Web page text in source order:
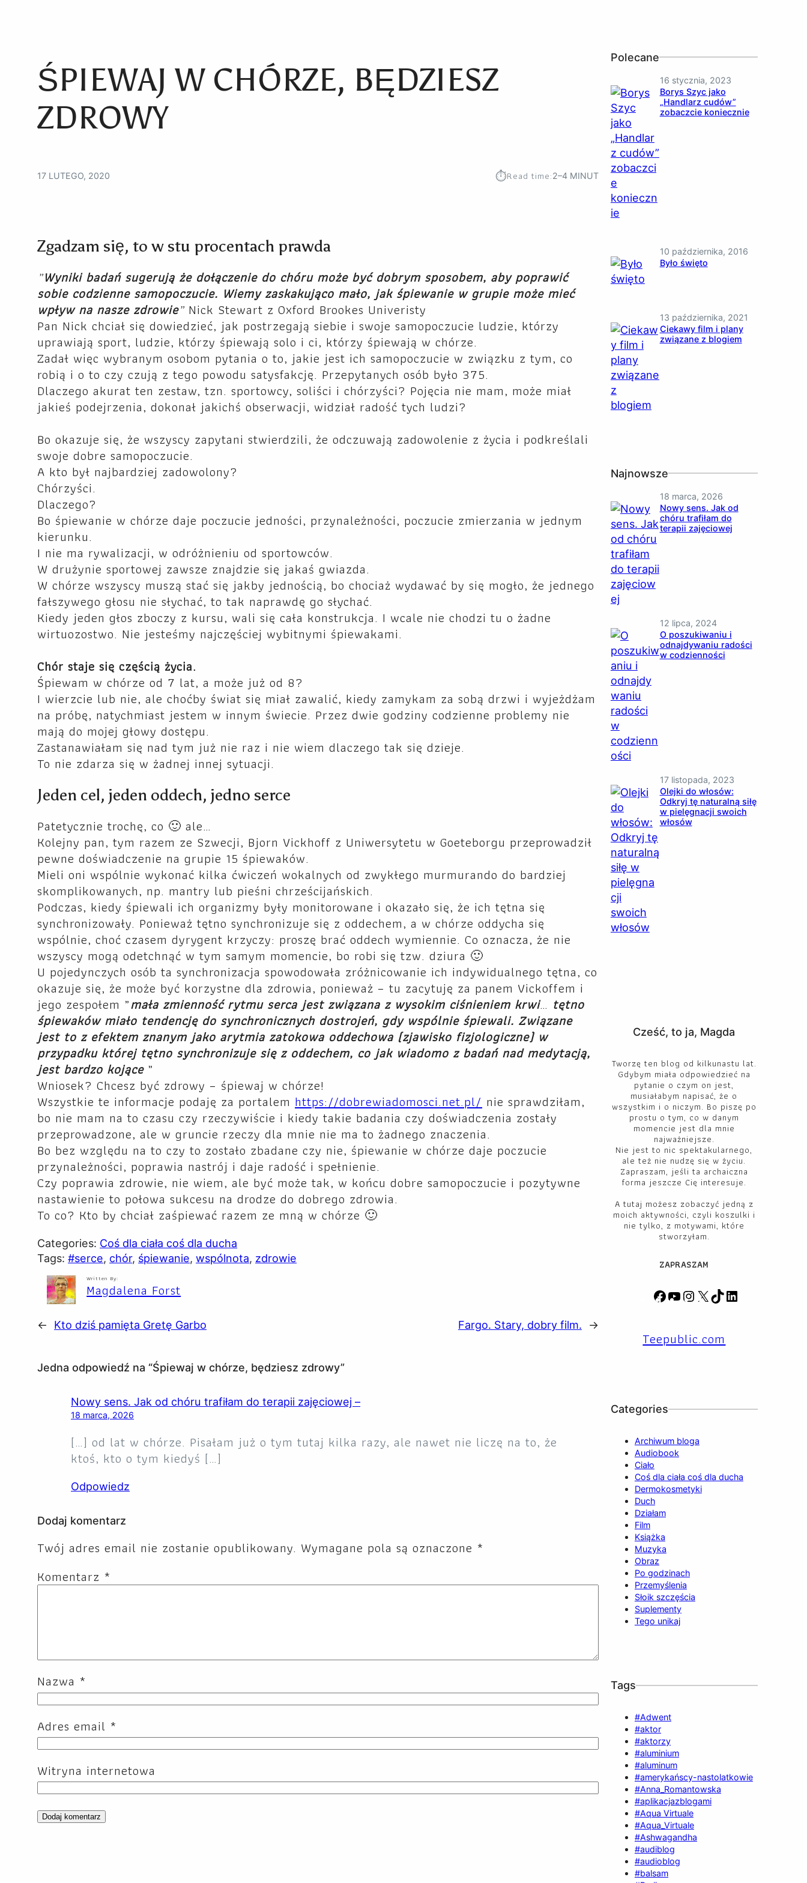
ŚPIEWAJ W CHÓRZE, BĘDZIESZ
ZDROWY
17 LUTEGO, 2020 ⏱︎Read time:2–4 MINUT
Zgadzam się, to w stu procentach prawda
„Wyniki badań sugerują że dołączenie do chóru może być dobrym sposobem, aby poprawić
sobie codzienne samopoczucie. Wiemy zaskakująco mało, jak śpiewanie w grupie może mieć
wpływ na nasze zdrowie” Nick Stewart z Oxford Brookes Univeristy
Pan Nick chciał się dowiedzieć, jak postrzegają siebie i swoje samopoczucie ludzie, którzy
uprawiają sport, ludzie, którzy śpiewają solo i ci, którzy śpiewają w chórze.
Zadał więc wybranym osobom pytania o to, jakie jest ich samopoczucie w związku z tym, co
robią i o to czy czują z tego powodu satysfakcję. Przepytanych osób było 375.
Dlaczego akurat ten zestaw, tzn. sportowcy, soliści i chórzyści? Pojęcia nie mam, może miał
jakieś podejrzenia, dokonał jakichś obserwacji, widział radość tych ludzi?
Bo okazuje się, że wszyscy zapytani stwierdzili, że odczuwają zadowolenie z życia i podkreślali
swoje dobre samopoczucie.
A kto był najbardziej zadowolony?
Chórzyści.
Dlaczego?
Bo śpiewanie w chórze daje poczucie jedności, przynależności, poczucie zmierzania w jednym
kierunku.
I nie ma rywalizacji, w odróżnieniu od sportowców.
W drużynie sportowej zawsze znajdzie się jakaś gwiazda.
W chórze wszyscy muszą stać się jakby jednością, bo chociaż wydawać by się mogło, że jednego
fałszywego głosu nie słychać, to tak naprawdę go słychać.
Kiedy jeden głos zboczy z kursu, wali się cała konstrukcja. I wcale nie chodzi tu o żadne
wirtuozostwo. Nie jesteśmy najczęściej wybitnymi śpiewakami.
Chór staje się częścią życia.
Śpiewam w chórze od 7 lat, a może już od 8?
I wierzcie lub nie, ale choćby świat się miał zawalić, kiedy zamykam za sobą drzwi i wyjeżdżam
na próbę, natychmiast jestem w innym świecie. Przez dwie godziny codzienne problemy nie
mają do mojej głowy dostępu.
Zastanawiałam się nad tym już nie raz i nie wiem dlaczego tak się dzieje.
To nie zdarza się w żadnej innej sytuacji.
Jeden cel, jeden oddech, jedno serce
Patetycznie trochę, co 🙂 ale…
Kolejny pan, tym razem ze Szwecji, Bjorn Vickhoff z Uniwersytetu w Goeteborgu przeprowadził
pewne doświadczenie na grupie 15 śpiewaków.
Mieli oni wspólnie wykonać kilka ćwiczeń wokalnych od zwykłego murmurando do bardziej
skomplikowanych, np. mantry lub pieśni chrześcijańskich.
Podczas, kiedy śpiewali ich organizmy były monitorowane i okazało się, że ich tętna się
synchronizowały. Ponieważ tętno synchronizuje się z oddechem, a w chórze oddycha się
wspólnie, choć czasem dyrygent krzyczy: proszę brać oddech wymiennie. Co oznacza, że nie
wszyscy mogą odetchnąć w tym samym momencie, bo robi się tzw. dziura 🙂
U pojedynczych osób ta synchronizacja spowodowała zróżnicowanie ich indywidualnego tętna, co
okazuje się, że może być korzystne dla zdrowia, ponieważ – tu zacytuję za panem Vickoffem i
jego zespołem „mała zmienność rytmu serca jest związana z wysokim ciśnieniem krwi… tętno
śpiewaków miało tendencję do synchronicznych dostrojeń, gdy wspólnie śpiewali. Związane
jest to z efektem znanym jako arytmia zatokowa oddechowa (zjawisko fizjologiczne) w
przypadku której tętno synchronizuje się z oddechem, co jak wiadomo z badań nad medytacją,
jest bardzo kojące„
Wniosek? Chcesz być zdrowy – śpiewaj w chórze!
Wszystkie te informacje podaję za portalem https://dobrewiadomosci.net.pl/ nie sprawdziłam,
bo nie mam na to czasu czy rzeczywiście i kiedy takie badania czy doświadczenia zostały
przeprowadzone, ale w gruncie rzeczy dla mnie nie ma to żadnego znaczenia.
Bo bez względu na to czy to zostało zbadane czy nie, śpiewanie w chórze daje poczucie
przynależności, poprawia nastrój i daje radość i spełnienie.
Czy poprawia zdrowie, nie wiem, ale być może tak, w końcu dobre samopoczucie i pozytywne
nastawienie to połowa sukcesu na drodze do dobrego zdrowia.
To co? Kto by chciał zaśpiewać razem ze mną w chórze 🙂
Categories: Coś dla ciała coś dla ducha
Tags:#serce, chór, śpiewanie, wspólnota, zdrowie
Written By:
Magdalena Forst
← Kto dziś pamięta Gretę Garbo Fargo. Stary, dobry film. →
Jedna odpowiedź na “Śpiewaj w chórze, będziesz zdrowy”
Nowy sens. Jak od chóru trafiłam do terapii zajęciowej –
18 marca, 2026
[…] od lat w chórze. Pisałam już o tym tutaj kilka razy, ale nawet nie liczę na to, że
ktoś, kto o tym kiedyś […]
Odpowiedz
Dodaj komentarz
Twój adres email nie zostanie opublikowany. Wymagane pola są oznaczone *
Komentarz *
Nazwa *
Adres email *
Witryna internetowa
Polecane
16 stycznia, 2023
Borys Szyc jako
„Handlarz cudów”
zobaczcie koniecznie
10 października, 2016
Było święto
13 października, 2021
Ciekawy film i plany
związane z blogiem
Najnowsze
18 marca, 2026
Nowy sens. Jak od
chóru trafiłam do
terapii zajęciowej
12 lipca, 2024
O poszukiwaniu i
odnajdywaniu radości
w codzienności
17 listopada, 2023
Olejki do włosów:
Odkryj tę naturalną siłę
w pielęgnacji swoich
włosów
Cześć, to ja, Magda
Tworzę ten blog od kilkunastu lat.
Gdybym miała odpowiedzieć na
pytanie o czym on jest,
musiałabym napisać, że o
wszystkim i o niczym. Bo piszę po
prostu o tym, co w danym
momencie jest dla mnie
najważniejsze.
Nie jest to nic spektakularnego,
ale też nie nudzę się w życiu.
Zapraszam, jeśli ta archaiczna
forma jeszcze Cię interesuje.
A tutaj możesz zobaczyć jedną z
moich aktywności, czyli koszulki i
nie tylko, z motywami, które
stworzyłam.
ZAPRASZAM
F
e
Y
T
I
t
X
T
Teepublic.com
Categories
Archiwum bloga
Audiobook
Ciało
Coś dla ciała coś dla ducha
Dermokosmetyki
Duch
Działam
Film
Książka
Muzyka
Obraz
Po godzinach
Przemyślenia
Słoik szczęścia
Suplementy
Tego unikaj
Tags
#Adwent
#aktor
#aktorzy
#aluminium
#aluminum
#amerykańscy-nastolatkowie
#Anna_Romantowska
#aplikacjazblogami
#Aqua Virtuale
#Aqua_Virtuale
#Ashwagandha
#audiblog
#audioblog
#balsam